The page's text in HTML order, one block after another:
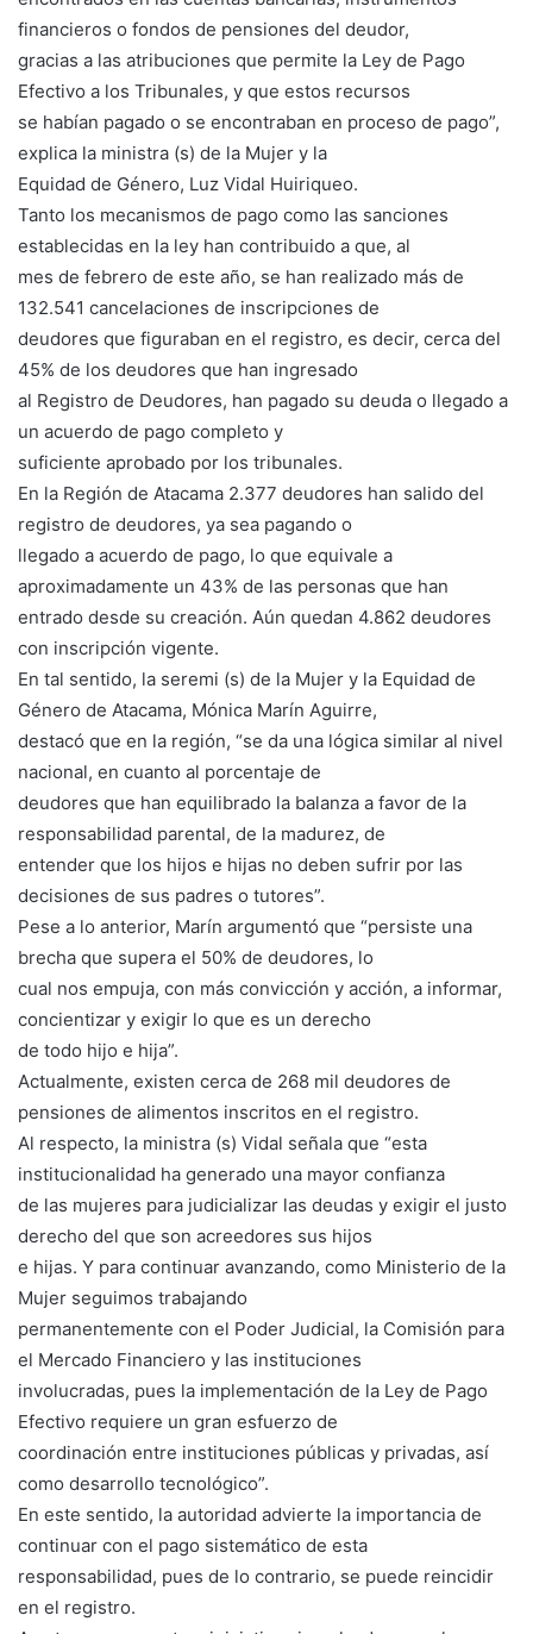
financieros o fondos de pensiones del deudor,
gracias a las atribuciones que permite la Ley de Pago
Efectivo a los Tribunales, y que estos recursos
se habían pagado o se encontraban en proceso de pago”,
explica la ministra (s) de la Mujer y la
Equidad de Género, Luz Vidal Huiriqueo.
Tanto los mecanismos de pago como las sanciones
establecidas en la ley han contribuido a que, al
mes de febrero de este año, se han realizado más de
132.541 cancelaciones de inscripciones de
deudores que figuraban en el registro, es decir, cerca del
45% de los deudores que han ingresado
al Registro de Deudores, han pagado su deuda o llegado a
un acuerdo de pago completo y
suficiente aprobado por los tribunales.
En la Región de Atacama 2.377 deudores han salido del
registro de deudores, ya sea pagando o
llegado a acuerdo de pago, lo que equivale a
aproximadamente un 43% de las personas que han
entrado desde su creación. Aún quedan 4.862 deudores
con inscripción vigente.
En tal sentido, la seremi (s) de la Mujer y la Equidad de
Género de Atacama, Mónica Marín Aguirre,
destacó que en la región, “se da una lógica similar al nivel
nacional, en cuanto al porcentaje de
deudores que han equilibrado la balanza a favor de la
responsabilidad parental, de la madurez, de
entender que los hijos e hijas no deben sufrir por las
decisiones de sus padres o tutores”.
Pese a lo anterior, Marín argumentó que “persiste una
brecha que supera el 50% de deudores, lo
cual nos empuja, con más convicción y acción, a informar,
concientizar y exigir lo que es un derecho
de todo hijo e hija”.
Actualmente, existen cerca de 268 mil deudores de
pensiones de alimentos inscritos en el registro.
Al respecto, la ministra (s) Vidal señala que “esta
institucionalidad ha generado una mayor confianza
de las mujeres para judicializar las deudas y exigir el justo
derecho del que son acreedores sus hijos
e hijas. Y para continuar avanzando, como Ministerio de la
Mujer seguimos trabajando
permanentemente con el Poder Judicial, la Comisión para
el Mercado Financiero y las instituciones
involucradas, pues la implementación de la Ley de Pago
Efectivo requiere un gran esfuerzo de
coordinación entre instituciones públicas y privadas, así
como desarrollo tecnológico”.
En este sentido, la autoridad advierte la importancia de
continuar con el pago sistemático de esta
responsabilidad, pues de lo contrario, se puede reincidir
en el registro.